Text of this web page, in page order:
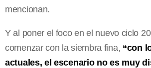
mencionan.
Y al poner el foco en el nuevo ciclo
comenzar con la siembra fina, “con
actuales, el escenario no es muy